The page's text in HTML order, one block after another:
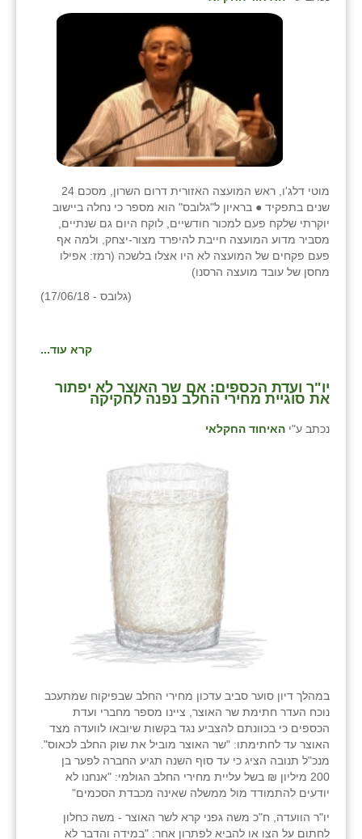
מוטי דלג'ו, ראש המועצה האזורית דרום השרון, מסכם 24
שנים בתפקיד ● בראיון ל"גלובס" הוא מספר כי נחלה ביישוב
יוקרתי שלקח פעם למכור חודשיים, לוקח היום גם שנתיים,
מסביר מדוע המועצה חייבת להיפרד מצור-יצחק, ולמה אף
פעם פקחים של המועצה לא היו אצלו בלשכה (רמז: אפילו
מחסן של עובד מועצה הרסנו)
(גלובס - 17/06/18)
קרא עוד...
יו"ר ועדת הכספים: אם שר האוצר לא יפתור
את סוגיית מחירי החלב נפנה לחקיקה
נכתב ע"י האיחוד החקלאי
במהלך דיון סוער סביב עדכון מחירי החלב שבפיקוח שמתעכב
נוכח העדר חתימת שר האוצר, ציינו מספר מחברי ועדת
הכספים כי בכוונתם להצביע נגד בקשות שיובאו לוועדה מצד
האוצר עד לחתימתו: "שר האוצר מוביל את שוק החלב לכאוס".
מנכ"ל תנובה הציג כי עד סוף השנה תגיע החברה לפער בן
200 מיליון ₪ בשל עליית מחירי החלב הגולמי: "אנחנו לא
יודעים להתמודד מול ממשלה שאינה מכבדת הסכמים"
יו"ר הוועדה, ח"כ משה גפני קרא לשר האוצר - משה כחלון
לחתום על הצו או להביא לפתרון אחר: "במידה והדבר לא